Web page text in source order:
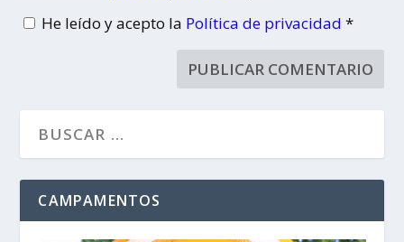
He leído y acepto la Política de privacidad*
CAMPAMENTOS